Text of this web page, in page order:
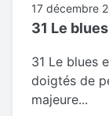
17 décembre
31 Le
31 Le blues
doigtés de
majeure...